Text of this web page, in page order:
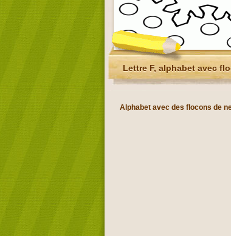
Lettre F, alphabet avec
Alphabet avec des flocons de